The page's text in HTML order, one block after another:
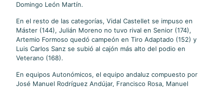
Domingo León Martín.
En el resto de las categorías, Vidal Castellet se impuso en
Máster (144), Julián Moreno no tuvo rival en Senior (174),
Artemio Formoso quedó campeón en Tiro Adaptado (152) y
Luis Carlos Sanz se subió al cajón más alto del podio en
Veterano (168).
En equipos Autonómicos, el equipo andaluz compuesto por
José Manuel Rodríguez Andújar, Francisco Rosa, Manuel